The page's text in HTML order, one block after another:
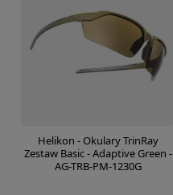
Helikon - Okulary TrinRay
Zestaw Basic - Adaptive Green -
AG-TRB-PM-1230G